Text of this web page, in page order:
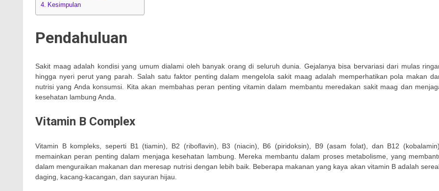
Kesimpulan
Pendahuluan
Sakit maag adalah kondisi yang umum dialami oleh banyak orang di seluruh dunia. Gejalanya bisa bervariasi dari mulas
hingga nyeri perut yang parah. Salah satu faktor penting dalam mengelola sakit maag adalah memperhatikan pola makan
nutrisi yang Anda konsumsi. Kita akan membahas peran penting vitamin dalam membantu meredakan sakit maag dan
kesehatan lambung Anda.
Vitamin B Complex
Vitamin B kompleks, seperti B1 (tiamin), B2 (riboflavin), B3 (niacin), B6 (piridoksin), B9 (asam folat), dan B12 (kobalamin),
memainkan peran penting dalam menjaga kesehatan lambung. Mereka membantu dalam proses metabolisme, yang
dalam menguraikan makanan dan meresap nutrisi dengan lebih baik. Beberapa makanan yang kaya akan vitamin B adalah
daging, kacang-kacangan, dan sayuran hijau.